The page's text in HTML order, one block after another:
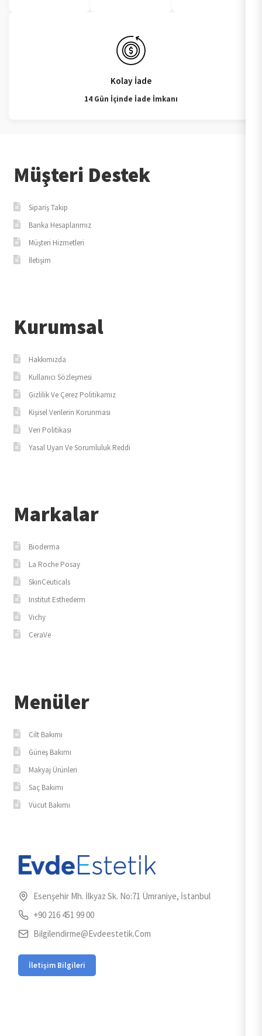
Kolay İade
14 Gün İçinde İade İmkanı
Müşteri Destek
Sipariş Takip
Banka Hesaplarımız
Müşteri Hizmetleri
İletişim
Kurumsal
Hakkımızda
Kullanıcı Sözleşmesi
Gizlilik Ve Çerez Politikamız
Kişisel Verilerin Korunması
Veri Politikası
Yasal Uyarı Ve Sorumluluk Reddi
Markalar
Bioderma
La Roche Posay
SkinCeuticals
Institut Esthederm
Vichy
CeraVe
Menüler
Cilt Bakımı
Güneş Bakımı
Makyaj Ürünleri
Saç Bakımı
Vücut Bakımı
Esenşehir Mh. İlkyaz Sk. No:71 Ümraniye, İstanbul
+90 216 451 99 00
Bilgilendirme@evdeestetik.com
İletişim Bilgileri